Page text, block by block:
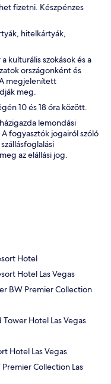
fizetni. Készpénzes
hitelkártyák,
kulturális szokások és a
országonként és
megjelenített
meg.
10 és 18 óra között.
lemondási
fogyasztók jogairól szóló
az elállási jog.
Hotel
Hotel Las Vegas
BW Premier Collection
Hotel Las Vegas
Hotel Las Vegas
Collection Las